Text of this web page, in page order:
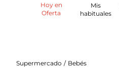
Hoy en
Oferta
Mis
habituales
Supermercado Bebés